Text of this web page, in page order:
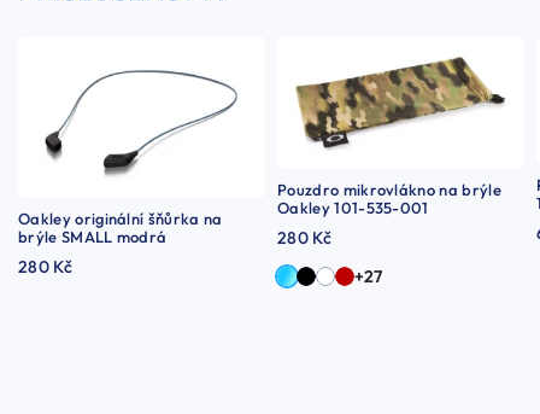
Oakley originální šňůrka na
brýle SMALL modrá
280 Kč
Pouzdro mikrovlákno na brýle
Oakley 101-535-001
280 Kč
+27